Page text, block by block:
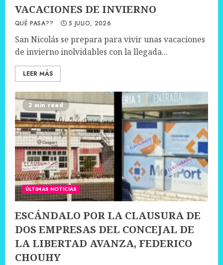
VACACIONES DE INVIERNO
QUÉ PASA?? 5 JULIO, 2026
San Nicolás se prepara para vivir unas vacaciones
de invierno inolvidables con la llegada...
LEER MÁS
2 min read
ÚLTIMAS NOTICIAS
ESCÁNDALO POR LA CLAUSURA DE
DOS EMPRESAS DEL CONCEJAL DE
LA LIBERTAD AVANZA, FEDERICO
CHOUHY